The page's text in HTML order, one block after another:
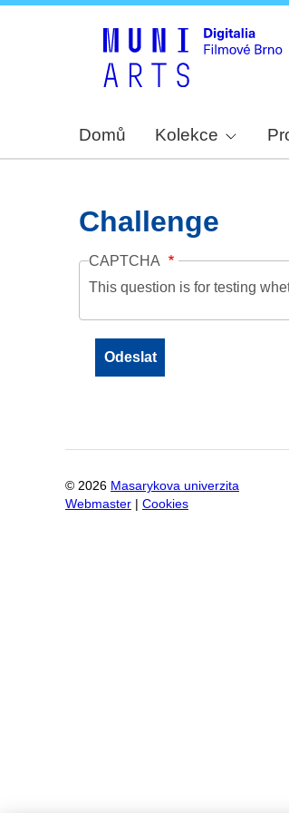
Domů Kolekce
Challenge
CAPTCHA
This question is for testing
© 2026 Masarykova univerzita
Webmaster
Cookies